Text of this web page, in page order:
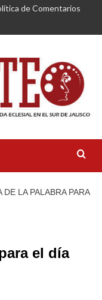
de Comentarios
DE LA PALABRA PARA
el día